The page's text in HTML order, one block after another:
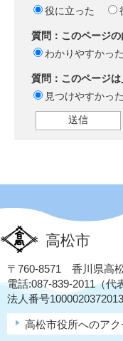
役に立った
質問：このページ
わかりやすかった
質問：このページ
見つけやすかった
高松市
〒760-8571 香川県高
電話:087-839-2011（代
法人番号1000020372013
高松市役所へのアク